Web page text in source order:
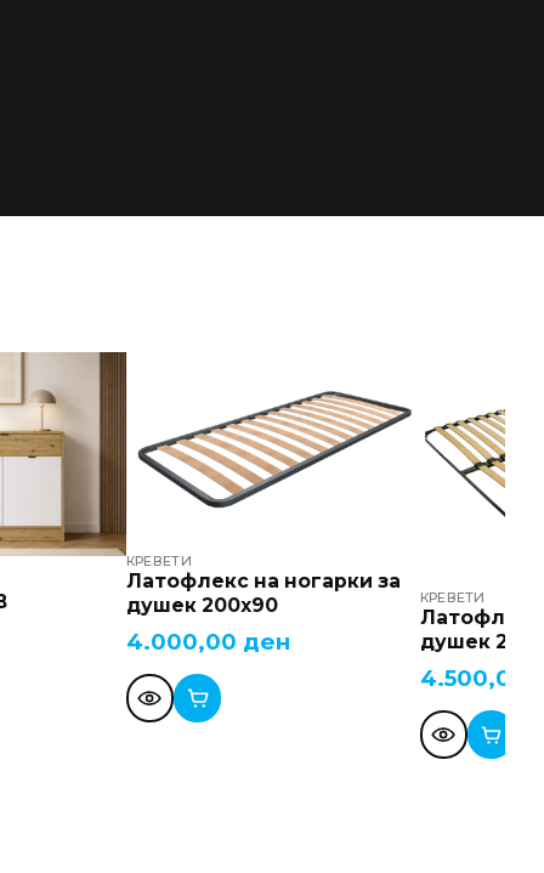
КРЕВЕТИ
Латофлекс на ногарки за
душек 200х90
4.000,00 ден
КРЕВЕТИ
Латофлекс
душек
4.500,00